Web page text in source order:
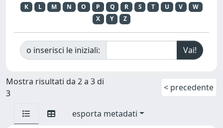
K
L M N O P Q R S T U V
W
X
Y Z
o inserisci le iniziali:
Mostra risultati da 2 a 3 di
3
< precedente
esporta metadati